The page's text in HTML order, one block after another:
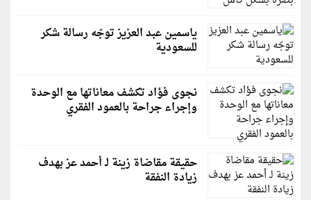
ياسمين عبد العزيز توجّه رسالة شكر
للسعودية
نجوى فؤاد تكشف معاناتها مع الوحدة
وإجراء جراحة بالعمود الفقري
حقيقة مقاضاة زينة لـ أحمد عز بهدف
زيادة النفقة